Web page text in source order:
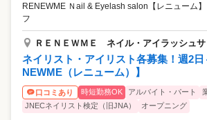
スがいっぱい--- ★…映画とのコラボやシーズンごとにオリジナルキャン
ペーンを実施。 自分のデザインした作品が全店舗
的に参加して実力UPできます！ネイリスト最大の
ランプリ受賞者も社内に在籍。対策セミナーも活
★…スクール講師 スクールも運営している当社だ
「スクール講師」になれるチャンスもあります。 ★…店舗運営・イベン
ト運営にも携われます 地区の店舗マネージメント
種イベント運営に携わる事もできキャリアアップ
どちらも相手の印象を大切にする仕事なので 自
になる瞬間にやりがいを感じます。単なる事務作
私にはぴったりでした。 前職：一般事務/25歳/入社1年目 ネイルは趣味
でやっていた程度。でも入社後に教材や研修が全
師が本当に0から教えてくれるので安心でした。
くほど成長していました！
RENEWME Ｎail & Eyelash salon【レニューム】
フ
ＲＥＮＥＷＭＥ ネイル・アイラッシュ
ネイリスト・アイリスト各募集！週2
NEWME（レニューム）】
口コミあり 時短勤務OK アルバイト・パート
JNECネイリスト検定（旧JNA）
オープニング